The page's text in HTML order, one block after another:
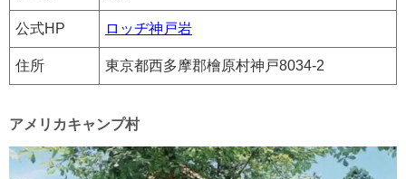
公式HP ロッヂ神戸岩
住所 東京都西多摩郡檜原村神戸8034-2
アメリカキャンプ村